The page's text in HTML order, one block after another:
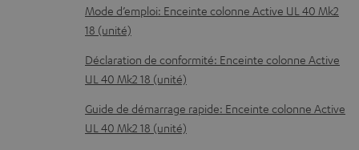
D
o
c
u
m
e
Mode d’emploi: Enceinte colonne Active UL 40 Mk2
18 (unité)
Déclaration de conformité: Enceinte colonne Active
UL 40 Mk2 18 (unité)
Guide de démarrage rapide: Enceinte colonne Active
UL 40 Mk2 18 (unité)